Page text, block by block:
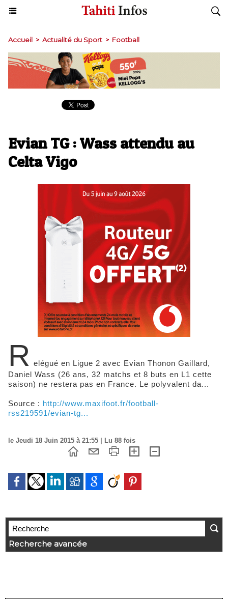
Accueil > Actualité du Sport > Football
Evian TG : Wass attendu au
Celta Vigo
R elégué en Ligue 2 avec Evian Thonon Gaillard,
Daniel Wass (26 ans, 32 matchs et 8 buts en L1 cette
saison) ne restera pas en France. Le polyvalent da...
Source : http://www.maxifoot.fr/football-
rss219591/evian-tg...
le Jeudi 18 Juin 2015 à 21:55 | Lu 88 fois
Recherche avancée